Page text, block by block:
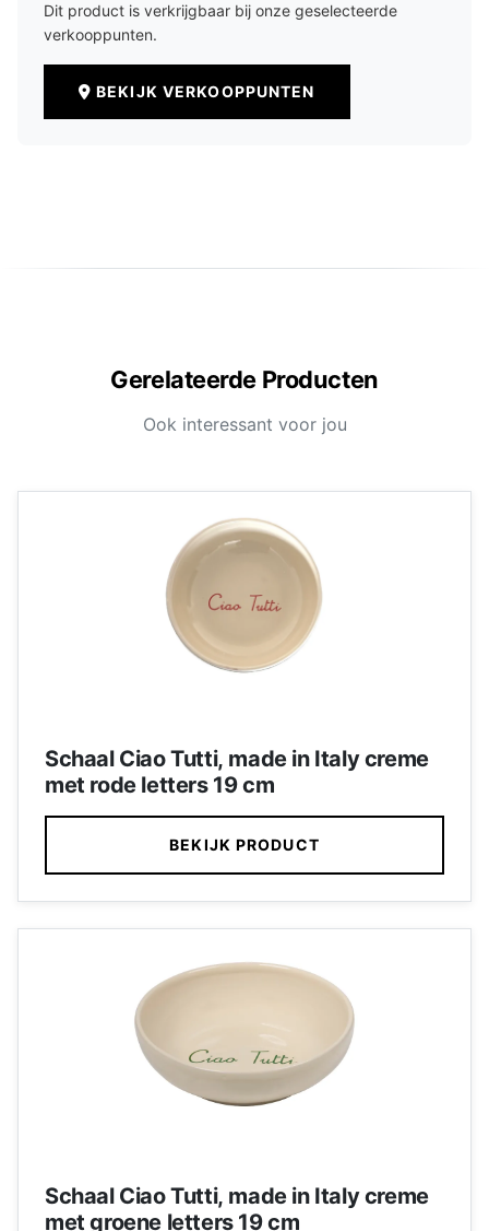
Dit product is verkrijgbaar bij onze geselecteerde
verkooppunten.
BEKIJK VERKOOPPUNTEN
Gerelateerde Producten
Ook interessant voor jou
Schaal Ciao Tutti, made in Italy creme
met rode letters 19 cm
BEKIJK PRODUCT
Schaal Ciao Tutti, made in Italy creme
met groene letters 19 cm